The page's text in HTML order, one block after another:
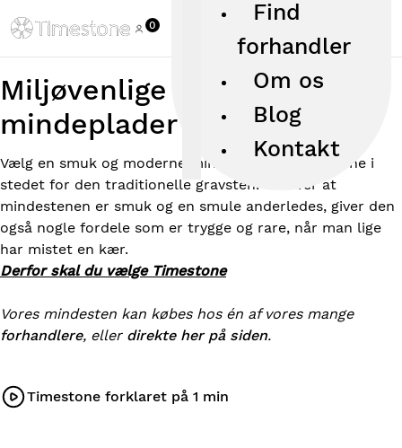
0
Find
forhandler
Om os
Blog
Kontakt
Miljøvenlige mindesten og
mindeplader i keramik
Vælg en smuk og moderne mindesten fra Timestone i
stedet for den traditionelle gravsten. Ud over at
mindestenen er smuk og en smule anderledes, giver den
også nogle fordele som er trygge og rare, når man lige
har mistet en kær.
Derfor skal du vælge Timestone
Vores mindesten kan købes hos én af vores mange
forhandlere, eller direkte her på siden.
Timestone forklaret på 1 min